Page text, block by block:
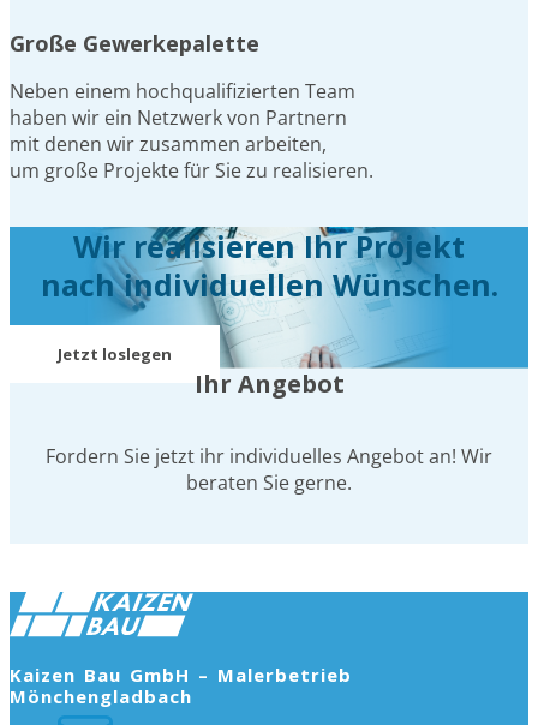
Große Gewerkepalette
Neben einem hochqualifizierten Team
haben wir ein Netzwerk von Partnern
mit denen wir zusammen arbeiten,
um große Projekte für Sie zu realisieren.
Wir realisieren Ihr Projekt
nach individuellen Wünschen.
Jetzt loslegen
Ihr Angebot
Fordern Sie jetzt ihr individuelles Angebot an! Wir
beraten Sie gerne.
Kaizen Bau GmbH – Malerbetrieb
Mönchengladbach